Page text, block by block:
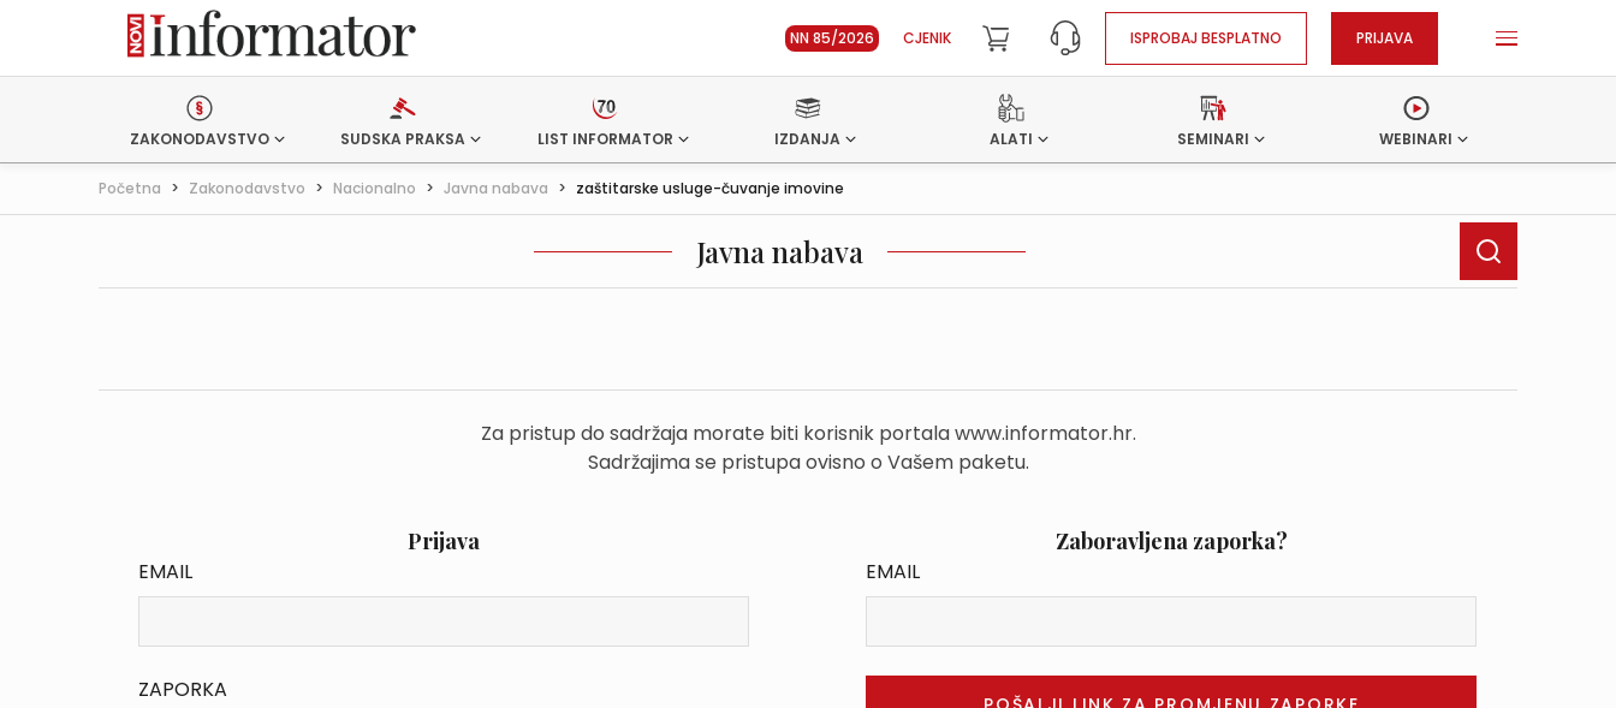
NN 85/2026 CJENIK ISPROBAJ BESPLATNO PRIJAVA
ZAKONODAVSTVO SUDSKA PRAKSA LIST INFORMATOR IZDANJA ALATI SEMINARI WEBINARI
Početna > Zakonodavstvo > Nacionalno > Javna nabava > zaštitarske usluge-čuvanje imovine
Javna nabava
Za pristup do sadržaja morate biti korisnik portala www.informator.hr.
Sadržajima se pristupa ovisno o Vašem paketu.
Prijava
EMAIL
ZAPORKA
Zaboravljena zaporka?
EMAIL